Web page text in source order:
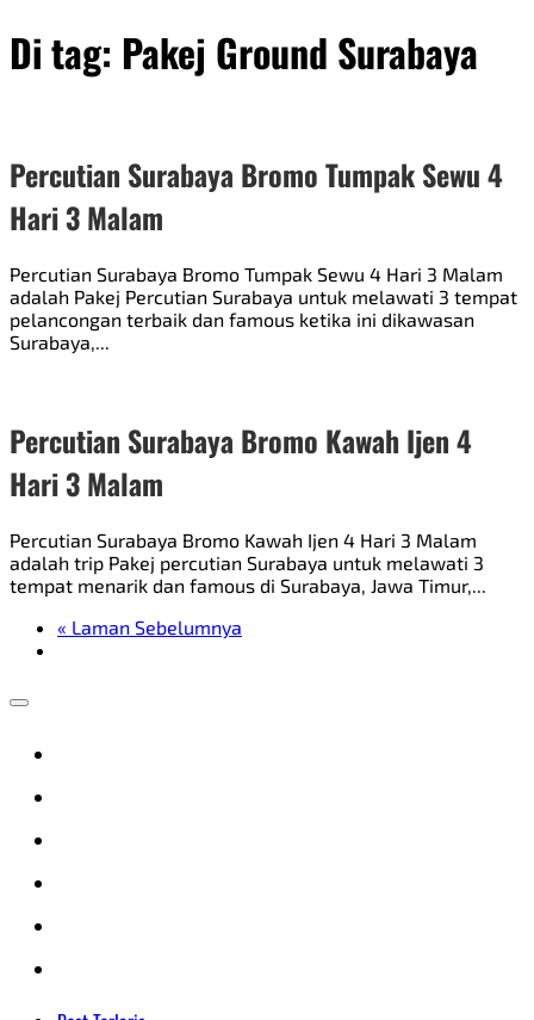
Di tag: Pakej Ground Surabaya
Percutian Surabaya Bromo Tumpak Sewu 4
Hari 3 Malam
Percutian Surabaya Bromo Tumpak Sewu 4 Hari 3 Malam
adalah Pakej Percutian Surabaya untuk melawati 3 tempat
pelancongan terbaik dan famous ketika ini dikawasan
Surabaya,...
Percutian Surabaya Bromo Kawah Ijen 4
Hari 3 Malam
Percutian Surabaya Bromo Kawah Ijen 4 Hari 3 Malam
adalah trip Pakej percutian Surabaya untuk melawati 3
tempat menarik dan famous di Surabaya, Jawa Timur,...
« Laman Sebelumnya